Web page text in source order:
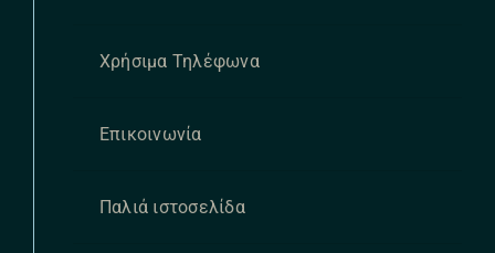
Χρήσιμα Τηλέφωνα
Επικοινωνία
Παλιά ιστοσελίδα